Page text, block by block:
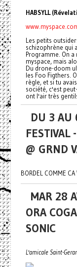
HABSYLL
Les petits
schizophrène qui
Programme. On
myspace, mais
Du drone-doom
les Foo Figthers.
règle, et si tu
société, c'est
ont l'air très
DU 3 AU
FESTIVAL
@ GRND
BORDEL COMME CA
MAR 28
ORA
SONIC
L'amicale Saint-